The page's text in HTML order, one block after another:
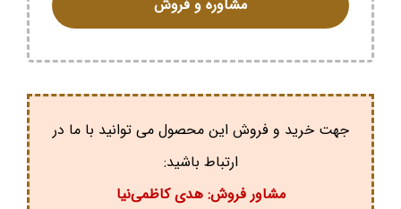
مشاوره و فروش
جهت خرید و فروش این محصول می توانید با ما در
ارتباط باشید:
مشاور فروش: هدی کاظمی‌نیا